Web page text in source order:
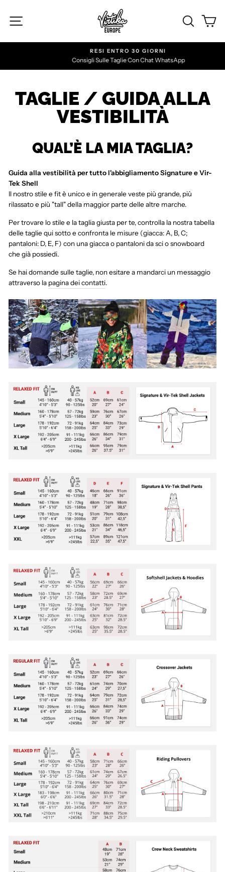
contenuto
RESI ENTRO 30 GIORNI
Consigli Sulle Taglie Con Chat WhatsApp
TAGLIE / GUIDA ALLA
VESTIBILITÀ
QUAL’È LA MIA TAGLIA?
Guida alla vestibilità per tutto l'abbigliamento Signature e Vir-
Tek Shell
Il nostro stile e fit è unico e in generale veste più grande, più
rilassato e più "tall" della maggior parte delle altre marche.
Per trovare lo stile e la taglia giusta per te, controlla la nostra tabella
delle taglie qui sotto e confronta le misure (giacca: A, B, C;
pantaloni: D, E, F) con una giacca o pantaloni da sci o snowboard
che già possiedi.
Se hai domande sulle taglie, non esitare a mandarci un messaggio
attraverso la pagina dei contatti.